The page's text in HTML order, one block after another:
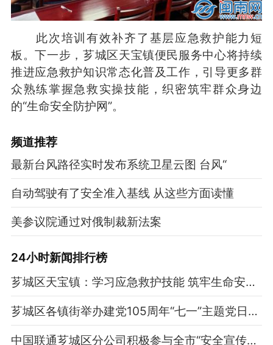
此次培训有效补齐了基层应急救护能力短
板。下一步，芗城区天宝镇便民服务中心将持续
推进应急救护知识常态化普及工作，引导更多群
众熟练掌握急救实操技能，织密筑牢群众身边
的“生命安全防护网”。
频道推荐
最新台风路径实时发布系统卫星云图 台风“
自动驾驶有了安全准入基线 从这些方面读懂
美参议院通过对俄制裁新法案
24小时新闻排行榜
芗城区天宝镇：学习应急救护技能 筑牢生命安全防线
芗城区各镇街举办建党105周年“七一”主题党日活动（一）
中国联通芗城区分公司积极参与全市“安全宣传咨询日”活动